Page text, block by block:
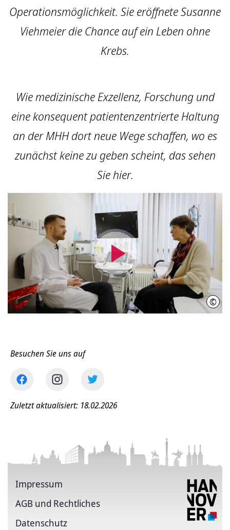
Operationsmöglichkeit. Sie eröffnete Susanne
Viehmeier die Chance auf ein Leben ohne
Krebs.
Wie medizinische Exzellenz, Forschung und
eine konsequent patientenzentrierte Haltung
an der MHH dort neue Wege schaffen, wo es
zunächst keine zu geben scheint, das sehen
Sie hier.
Video
abspielen
©
Besuchen Sie uns auf
Zuletzt aktualisiert: 18.02.2026
Impressum
AGB und Rechtliches
Datenschutz